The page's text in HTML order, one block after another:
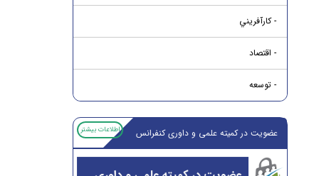
- کارآفريني
- اقتصاد
- توسعه
عضویت در کمیته علمی و داوری کنفرانس اطلاعات بیشتر